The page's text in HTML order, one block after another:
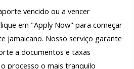
vencido ou a vencer
em "Apply Now" para começar
jamaicano. Nosso serviço garante
a documentos e taxas
processo o mais tranquilo